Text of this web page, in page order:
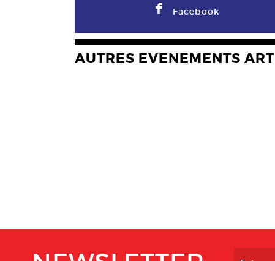
F Facebook
AUTRES EVENEMENTS ART